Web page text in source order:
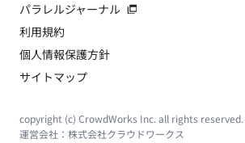
パラレルジャーナル
利用規約
個人情報保護方針
サイトマップ
copyright (c) CrowdWorks Inc. all rights reserved.
運営会社： 株式会社クラウドワークス